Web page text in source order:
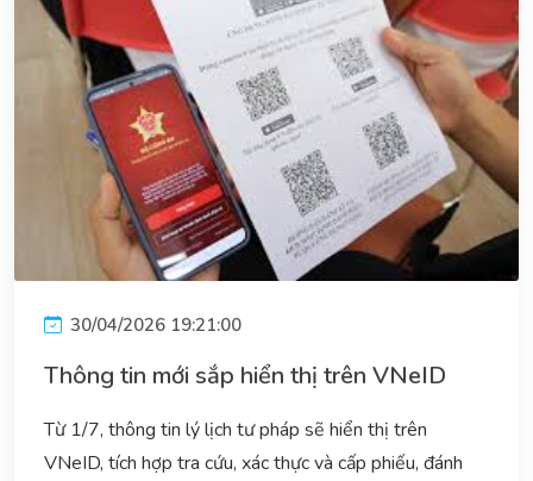
30/04/2026 19:21:00
Thông tin mới sắp hiển thị trên VNeID
Từ 1/7, thông tin lý lịch tư pháp sẽ hiển thị trên
VNeID, tích hợp tra cứu, xác thực và cấp phiếu, đánh